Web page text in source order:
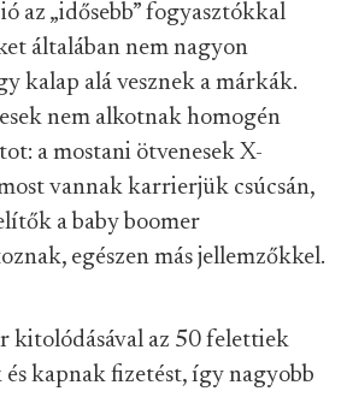
az „idősebb” fogyasztókkal
általában nem nagyon
kalap alá vesznek a márkák.
nem alkotnak homogén
a mostani ötvenesek X-
vannak karrierjük csúcsán,
a baby boomer
egészen más jellemzőkkel.
kitolódásával az 50 felettiek
kapnak fizetést, így nagyobb